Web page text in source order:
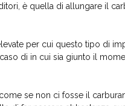
è quella di allungare il
per cui questo tipo di
di in cui sia giunto il
se non ci fosse il